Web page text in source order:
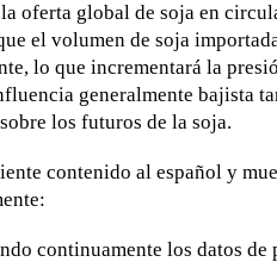
oferta global de soja en
el volumen de soja
lo que incrementará la
generalmente bajista
los futuros de la soja.
contenido al español y
continuamente los datos de